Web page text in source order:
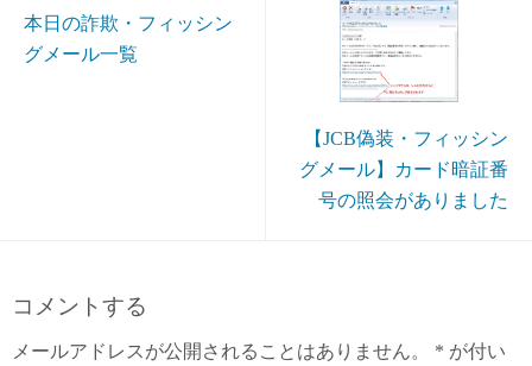
本日の詐欺・フィッシン
グメール一覧
【JCB偽装・フィッシン
グメール】カード暗証番
号の照会がありました
コメントする
メールアドレスが公開されることはありません。 * が付い